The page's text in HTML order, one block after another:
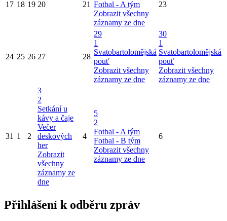
17 18 19 20 21 Fotbal - A tým
Zobrazit všechny
záznamy ze dne
23
24 25 26 27 28
29
1
Svatobartolomějská
pouť
Zobrazit všechny
záznamy ze dne
30
1
Svatobartolomějská
pouť
Zobrazit všechny
záznamy ze dne
31 1 2
3
2
Setkání u
kávy a čaje
Večer
deskových
her
Zobrazit
všechny
záznamy ze
dne
4
5
2
Fotbal - A tým
Fotbal - B tým
Zobrazit všechny
záznamy ze dne
6
Přihlášení k odběru zpráv